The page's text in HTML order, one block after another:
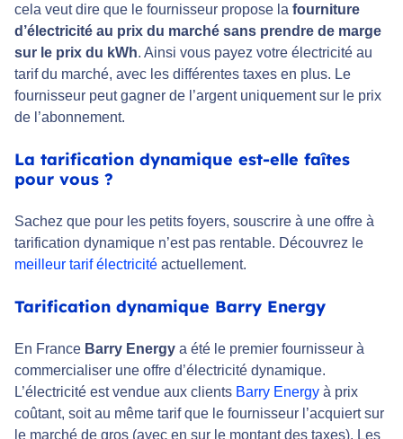
cela veut dire que le fournisseur propose la fourniture
d’électricité au prix du marché sans prendre de marge
sur le prix du kWh. Ainsi vous payez votre électricité au
tarif du marché, avec les différentes taxes en plus. Le
fournisseur peut gagner de l’argent uniquement sur le prix
de l’abonnement.
La tarification dynamique est-elle faîtes
pour vous ?
Sachez que pour les petits foyers, souscrire à une offre à
tarification dynamique n’est pas rentable. Découvrez le
meilleur tarif électricité actuellement.
Tarification dynamique Barry Energy
En France Barry Energy a été le premier fournisseur à
commercialiser une offre d’électricité dynamique.
L’électricité est vendue aux clients Barry Energy à prix
coûtant, soit au même tarif que le fournisseur l’acquiert sur
le marché de gros (avec en sur le montant des taxes). Les